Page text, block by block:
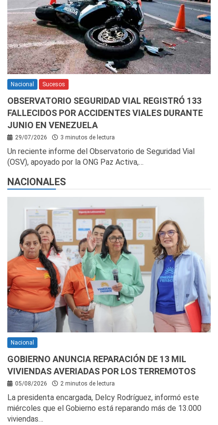
Nacional Sucesos
OBSERVATORIO SEGURIDAD VIAL REGISTRÓ 133
FALLECIDOS POR ACCIDENTES VIALES DURANTE
JUNIO EN VENEZUELA
29/07/2026 3 minutos de lectura
Un reciente informe del Observatorio de Seguridad Vial
(OSV), apoyado por la ONG Paz Activa,…
NACIONALES
Nacional
GOBIERNO ANUNCIA REPARACIÓN DE 13 MIL
VIVIENDAS AVERIADAS POR LOS TERREMOTOS
05/08/2026 2 minutos de lectura
La presidenta encargada, Delcy Rodríguez, informó este
miércoles que el Gobierno está reparando más de 13.000
viviendas…